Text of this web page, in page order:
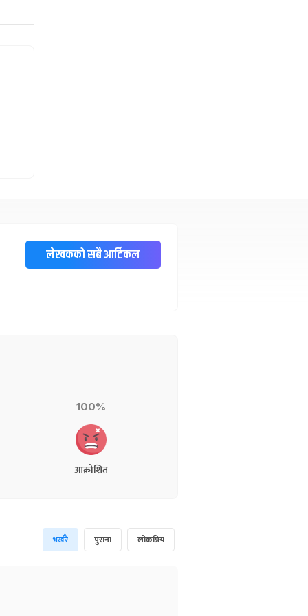
लेखकको सबै आर्टिकल
100%
आक्रोशित
भर्खरै पुराना लोकप्रिय